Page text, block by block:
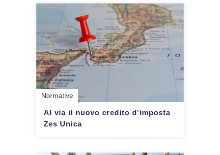
Normative
Al via il nuovo credito d’imposta
Zes Unica